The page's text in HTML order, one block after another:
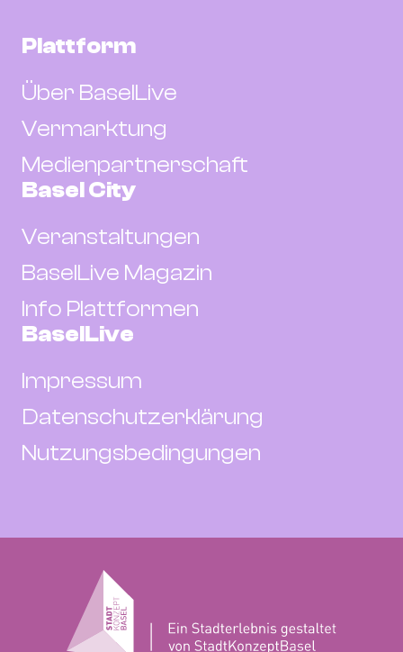
Plattform
Über BaselLive
Vermarktung
Medienpartnerschaft
Basel City
Veranstaltungen
BaselLive Magazin
Info Plattformen
BaselLive
Impressum
Datenschutzerklärung
Nutzungsbedingungen